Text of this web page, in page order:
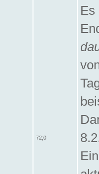
72;0
Es